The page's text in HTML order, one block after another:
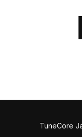
TuneCore